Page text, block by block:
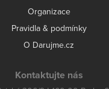
Organizace
Pravidla & podmínky
O Darujme.cz
Kontaktujte nás